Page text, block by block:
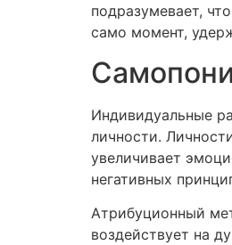
подразумевает,
само момент,
Индивидуальные
личности.
увеличивает
негативных
Атрибуционный
воздействует на